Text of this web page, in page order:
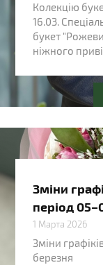
Колекцію
16.03.
букет
ніжного
Зміни
період
1 Марта 2026
Зміни
березня